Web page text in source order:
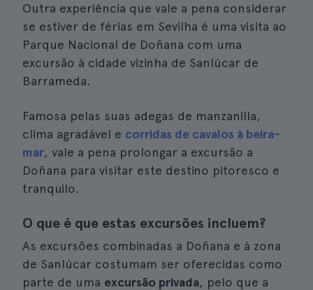
Outra experiência que vale a pena considerar
se estiver de férias em Sevilha é uma visita ao
Parque Nacional de Doñana com uma
excursão à cidade vizinha de Sanlúcar de
Barrameda.
Famosa pelas suas adegas de manzanilla,
clima agradável e corridas de cavalos à beira-
mar, vale a pena prolongar a excursão a
Doñana para visitar este destino pitoresco e
tranquilo.
O que é que estas excursões incluem?
As excursões combinadas a Doñana e à zona
de Sanlúcar costumam ser oferecidas como
parte de uma excursão privada, pelo que a